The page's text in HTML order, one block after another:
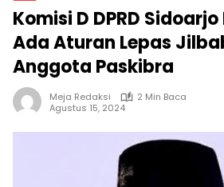
Komisi D DPRD
Ada Aturan Lepas
Anggota Paskibra
Meja Redaksi
2 Min Baca
Agustus 15, 2024